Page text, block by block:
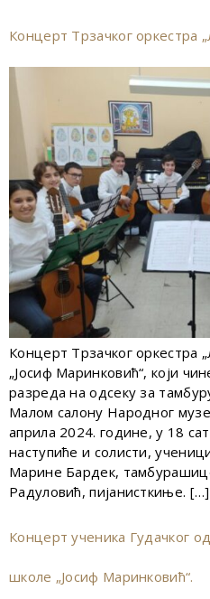
Концерт Трзачког оркестра
Концерт Трзачког оркестра
„Јосиф Маринковић“, који
разреда на одсеку за
Малом салону Народног
априла 2024. године, у 18
наступиће и солисти,
Марине Бардек,
Радуловић, пијанисткиње. […]
Концерт ученика Гудачког
школе „Јосиф Маринковић“.